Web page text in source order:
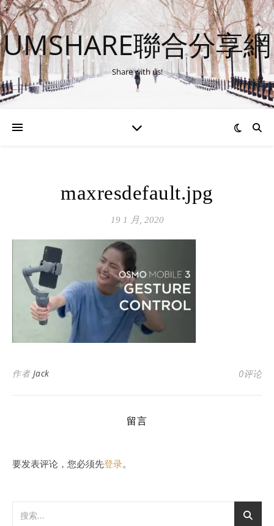
UMSHARE聯合分享網
Share with us!
maxresdefault.jpg
19 1 月, 2020
作者 Jack 0评论
留言
要发表评论，您必须先登录。